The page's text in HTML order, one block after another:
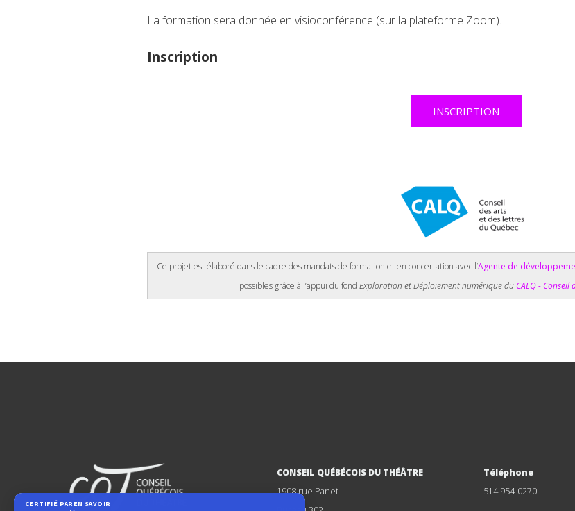
La formation sera donnée en visioconférence (sur la plateforme Zoom).
Inscription
INSCRIPTION
Ce projet est élaboré dans le cadre des mandats de formation et en concertation avec l’Agente de
possibles grâce à l’appui du fond Exploration et Déploiement numérique du CALQ - Conseil
CONSEIL QUÉBÉCOIS DU THÉÂTRE
1908 rue Panet
Téléphone
514 954-0270